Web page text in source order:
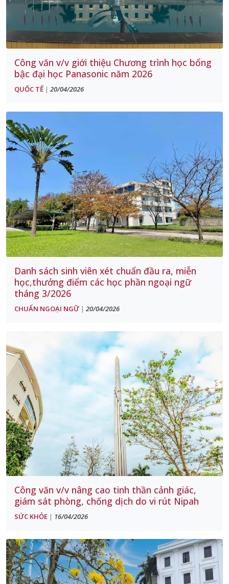
Công văn v/v giới thiệu Chương trình học bổng
bậc đại học Panasonic năm 2026
QUỐC TẾ | 20/04/2026
Danh sách sinh viên xét chuẩn đầu ra, miễn
học,thưởng điểm các học phần ngoại ngữ
tháng 3/2026
CHUẨN NGOẠI NGỮ | 20/04/2026
Công văn v/v nâng cao tinh thần cảnh giác,
giám sát phòng, chống dịch do vi rút Nipah
SỨC KHỎE | 16/04/2026